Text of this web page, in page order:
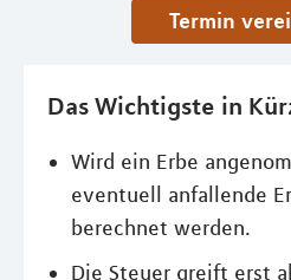
Termin
Das Wichtigste in
Wird ein Erbe
eventuell anfallende
berechnet werden.
Die Steuer greift erst